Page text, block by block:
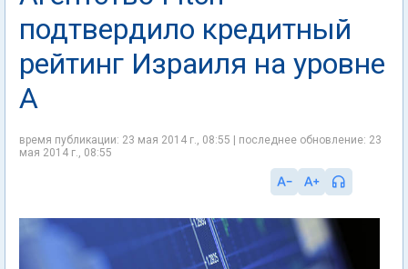
подтвердило кредитный
рейтинг Израиля на уровне
А
время публикации: 23 мая 2014 г., 08:55 | последнее обновление: 23
мая 2014 г., 08:55